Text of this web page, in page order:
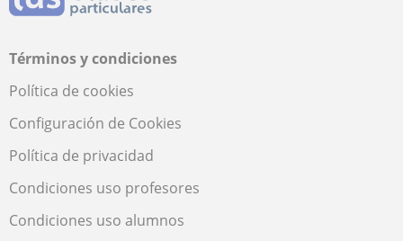
Términos y condiciones
Política de cookies
Configuración de Cookies
Política de privacidad
Condiciones uso profesores
Condiciones uso alumnos